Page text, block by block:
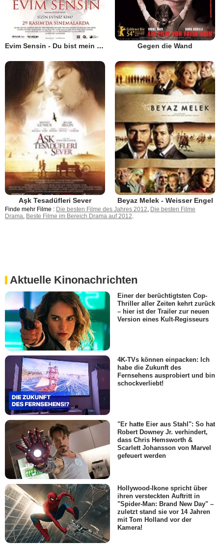
Evim Sensin - Du bist mein Zuhause Gegen die Wand
Aşk Tesadüfleri Sever Beyaz Melek - Weisser Engel
Finde mehr Filme : Die besten Filme des Jahres 2012 Die besten Filme
Drama Beste Filme im Bereich Drama auf 2012
Aktuelle Kinonachrichten
Einer der berüchtigtsten Cop-
Thriller aller Zeiten kehrt zurück
– hier ist der Trailer zur neuen
Version eines Kult-Regisseurs
4K-TVs können einpacken: Ich
habe die Zukunft des
Fernsehens ausprobiert und bin
schockverliebt!
"Er hatte Eier aus Stahl": So hat
Robert Downey Jr. verhindert,
dass Chris Hemsworth &
Scarlett Johansson von Marvel
gefeuert werden
Hollywood-Ikone spricht über
ihren versteckten Auftritt in
"Spider-Man: Brand New Day" –
zuletzt stand sie vor 14 Jahren
mit Tom Holland vor der
Kamera!